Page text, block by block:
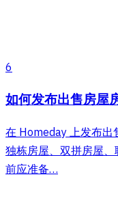
6
如何发布出售房屋
在 Homeday 上发布
独栋房屋、双拼房屋
前应准备…